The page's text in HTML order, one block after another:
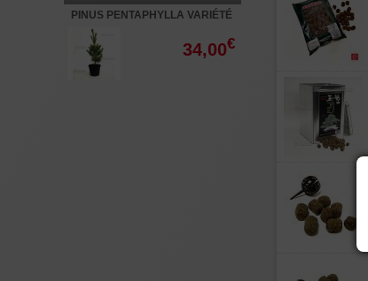
PINUS PENTAPHYLLA VARIÉTÉ
"RYU JU" POT 3 LITRES
34,00€